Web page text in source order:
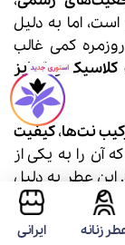
اما به دلیل
کمی غالب
کلاسیکوتمایز
نت‌ها،کیفیت
آن را به یکی از
عطر به دلیل
در محیط‌های
عطری
مرموز زنانه ایرانی